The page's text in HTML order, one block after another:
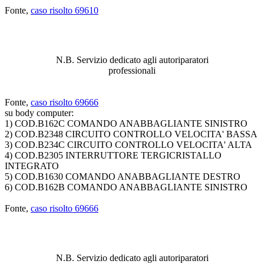
Fonte, caso risolto 69610
N.B. Servizio dedicato agli autoriparatori
professionali
Fonte, caso risolto 69666
su body computer:
1) COD.B162C COMANDO ANABBAGLIANTE SINISTRO
2) COD.B2348 CIRCUITO CONTROLLO VELOCITA' BASSA
3) COD.B234C CIRCUITO CONTROLLO VELOCITA' ALTA
4) COD.B2305 INTERRUTTORE TERGICRISTALLO
INTEGRATO
5) COD.B1630 COMANDO ANABBAGLIANTE DESTRO
6) COD.B162B COMANDO ANABBAGLIANTE SINISTRO
Fonte, caso risolto 69666
N.B. Servizio dedicato agli autoriparatori